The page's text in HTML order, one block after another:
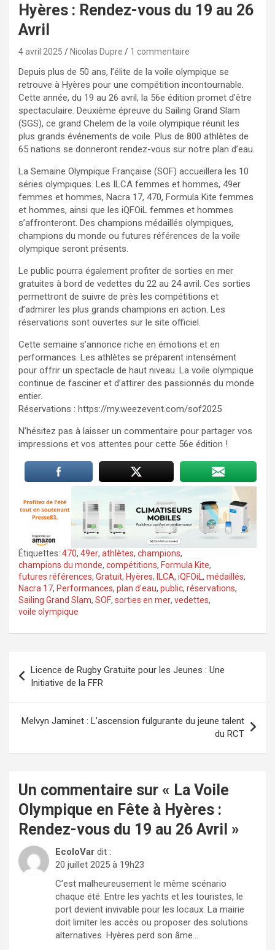
Hyères : Rendez-vous du 19 au 26
Avril
4 avril 2025 Nicolas Dupre 1 commentaire
Depuis plus de 50 ans, l’élite de la voile olympique se
retrouve à Hyères pour une compétition incontournable.
Cette année, du 19 au 26 avril, la 56e édition promet d’être
spectaculaire. Deuxième épreuve du Sailing Grand Slam
(SGS), ce grand Chelem de la voile olympique réunit les
plus grands événements de voile. Plus de 800 athlètes de
65 nations se donneront rendez-vous sur notre plan d’eau.
La Semaine Olympique Française (SOF) accueillera les 10
séries olympiques. Les ILCA femmes et hommes, 49er
femmes et hommes, Nacra 17, 470, Formula Kite femmes
et hommes, ainsi que les iQFOiL femmes et hommes
s’affronteront. Des champions médaillés olympiques,
champions du monde ou futures références de la voile
olympique seront présents.
Le public pourra également profiter de sorties en mer
gratuites à bord de vedettes du 22 au 24 avril. Ces sorties
permettront de suivre de près les compétitions et
d’admirer les plus grands champions en action. Les
réservations sont ouvertes sur le site officiel.
Cette semaine s’annonce riche en émotions et en
performances. Les athlètes se préparent intensément
pour offrir un spectacle de haut niveau. La voile olympique
continue de fasciner et d’attirer des passionnés du monde
entier.
Réservations : https://my.weezevent.com/sof2025
N’hésitez pas à laisser un commentaire pour partager vos
impressions et vos attentes pour cette 56e édition !
Étiquettes: 470, 49er, athlètes, champions,
champions du monde, compétitions, Formula Kite,
futures références, Gratuit, Hyères, ILCA, iQFOiL , médaillés,
Nacra 17, Performances, plan d'eau, public, réservations,
Sailing Grand Slam, SOF, sorties en mer, vedettes,
voile olympique
de
l’article
Licence de Rugby Gratuite pour les Jeunes : Une
Initiative de la FFR
Melvyn Jaminet : L’ascension fulgurante du jeune talent
du RCT
Un commentaire sur « La Voile
Olympique en Fête à Hyères :
Rendez-vous du 19 au 26 Avril »
EcoloVar dit :
20 juillet 2025 à 19h23
C’est malheureusement le même scénario
chaque été. Entre les yachts et les touristes, le
port devient invivable pour les locaux. La mairie
doit limiter les accès ou proposer des solutions
alternatives. Hyères perd son âme…